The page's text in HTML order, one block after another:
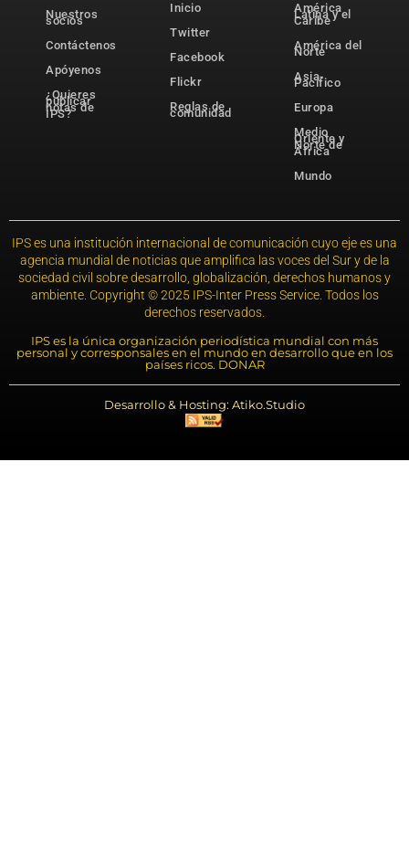
Nuestros
socios
Contáctenos
Apóyenos
¿Quieres
publicar
notas de
IPS?
Inicio
Twitter
Facebook
Flickr
Reglas de
comunidad
América
Latina y el
Caribe
América del
Norte
Asia-
Pacífico
Europa
Medio
Oriente y
Norte de
África
Mundo
IPS es una institución internacional de comunicación cuyo eje es una
agencia mundial de noticias que amplifica las voces del Sur y de la
sociedad civil sobre desarrollo, globalización, derechos humanos y
ambiente. Copyright © 2025 IPS-Inter Press Service. Todos los
derechos reservados.
IPS es la única organización periodística mundial con más
personal y corresponsales en el mundo en desarrollo que en los
países ricos. DONAR
Desarrollo & Hosting: Atiko.Studio